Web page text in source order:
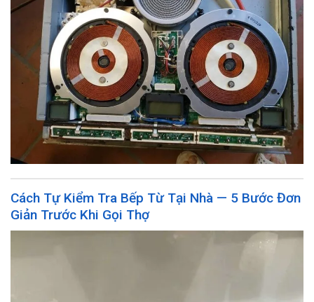
Cách Tự Kiểm Tra Bếp Từ Tại Nhà — 5 Bước Đơn
Giản Trước Khi Gọi Thợ